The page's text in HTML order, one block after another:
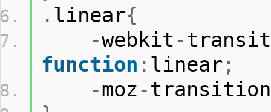
. linear{
-webkit -
function : linear ;
-moz -transition